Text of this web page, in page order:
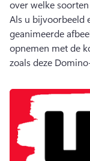
Als u bijvoorbeeld
geanimeerde
opnemen met de
zoals deze